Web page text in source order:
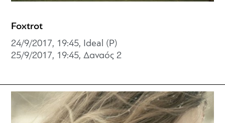
Foxtrot
24/9/2017, 19:45, Ideal (P)
25/9/2017, 19:45,Δαναός 2